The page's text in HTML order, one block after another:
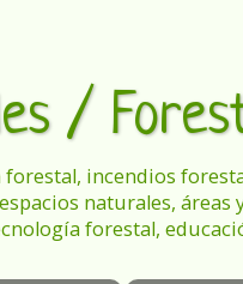
/
incendios
naturales,
forestal,